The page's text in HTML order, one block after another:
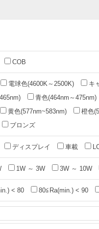
COB
電球色(4600K～2500K)
キ
青色(464nm～475nm)
黄色(577nm~583nm) 橙色
ブロンズ
ディスプレイ 車載
1W ～ 3W 3W ～ 10W
< 80 80≦Ra(min.) < 90